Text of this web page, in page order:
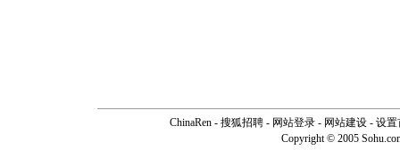
ChinaRen - 搜狐招聘 - 网站登录 - 网站建设 - 设置
Copyright © 2005